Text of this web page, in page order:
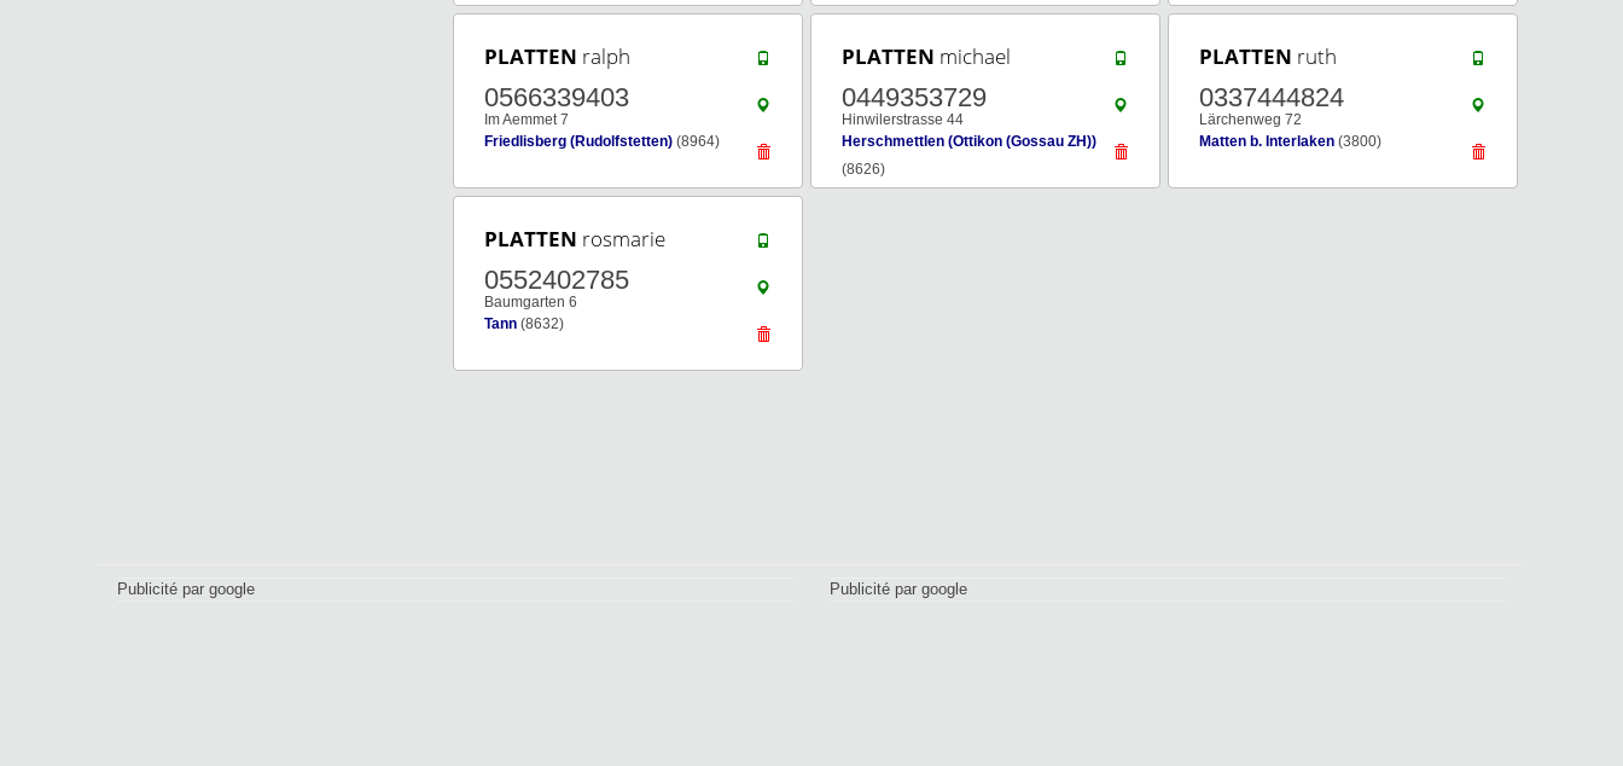
PLATTEN ralph
0566339403
Im Aemmet 7
Friedlisberg (Rudolfstetten) (8964)
PLATTEN michael
0449353729
Hinwilerstrasse 44
Herschmettlen (Ottikon (Gossau ZH))
(8626)
PLATTEN ruth
0337444824
Lärchenweg 72
Matten b. Interlaken (3800)
PLATTEN rosmarie
0552402785
Baumgarten 6
Tann (8632)
Publicité par google Publicité par google